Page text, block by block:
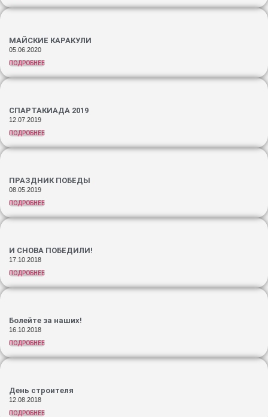
МАЙСКИЕ КАРАКУЛИ
05.06.2020
ПОДРОБНЕЕ
СПАРТАКИАДА 2019
12.07.2019
ПОДРОБНЕЕ
ПРАЗДНИК ПОБЕДЫ
08.05.2019
ПОДРОБНЕЕ
И СНОВА ПОБЕДИЛИ!
17.10.2018
ПОДРОБНЕЕ
Болейте за наших!
16.10.2018
ПОДРОБНЕЕ
День строителя
12.08.2018
ПОДРОБНЕЕ